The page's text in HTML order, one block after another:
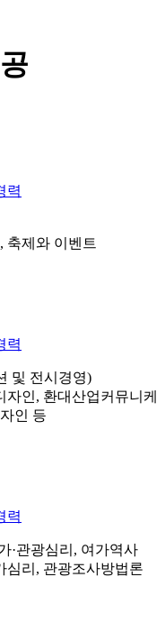
력
축제와 이벤트
력
및 전시경영)
자인, 환대산업커뮤니케
인 등
력
·관광심리, 여가역사
심리, 관광조사방법론